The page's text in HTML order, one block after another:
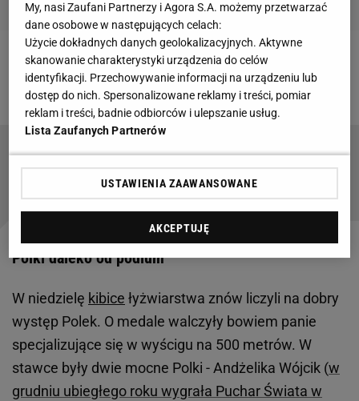
Zobacz wideoW skokach narciarskich są równi i
równiejsi!
Oficjalnie. Jest skład kadry skoczków na
konkurs drużynowy w Pekinie
Polki daleko od podium
W niedzielę kibice łyżwiarstwa znów liczyli na dobry
występ Polek. O medale walczyły bowiem panie
specjalizujące się w wyścigu na 500 metrów. W
stawce były dwie mocne Polki - Andżelika Wójcik (w
grudniu ubiegłego roku wygrała Puchar Świata w
My, nasi Zaufani Partnerzy i Agora S.A. możemy przetwarzać
dane osobowe w następujących celach:
Użycie dokładnych danych geolokalizacyjnych. Aktywne
skanowanie charakterystyki urządzenia do celów
identyfikacji. Przechowywanie informacji na urządzeniu lub
dostęp do nich. Spersonalizowane reklamy i treści, pomiar
reklam i treści, badnie odbiorców i ulepszanie usług.
Lista Zaufanych Partnerów
USTAWIENIA ZAAWANSOWANE
AKCEPTUJĘ